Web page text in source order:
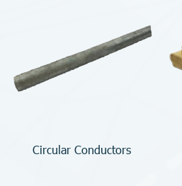
Circular Conductors